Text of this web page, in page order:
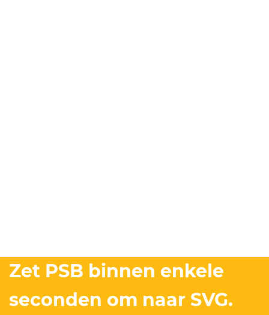
Zet PSB binnen enkele
seconden om naar SVG.